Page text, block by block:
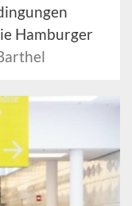
Hamburger